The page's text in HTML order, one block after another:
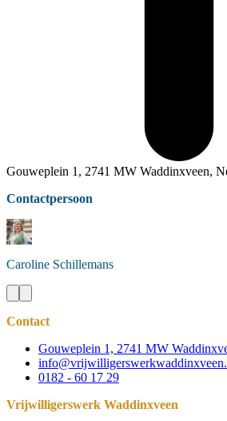
Gouweplein 1, 2741 MW Waddinxveen,
Contactpersoon
Caroline Schillemans
Contact
Gouweplein 1, 2741 MW
0182 - 60 17 29
Vrijwilligerswerk Waddinxveen